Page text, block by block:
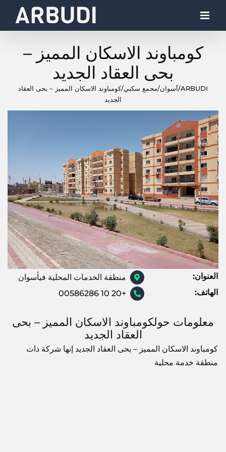
كومباوند الاسكان المميز –
بحى العقاد الجديد
ARBUDI
/أسوان/مجمع سكني/كومباوند الاسكان المميز – بحى العقاد
الجديد
العنوان:
منطقة الخدمات المحلية فيأسوان
الهاتف:
+20 10 00586286
معلومات حولكومباوند الاسكان المميز – بحى
العقاد الجديد
كومباوند الاسكان المميز – بحى العقاد الجديد إنها شركة ذات
منطقة خدمة محلية